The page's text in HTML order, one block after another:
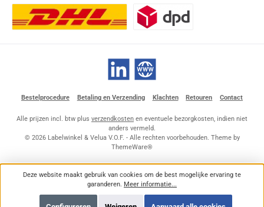
LinkedIn Website
Bestelprocedure Betaling en Verzending Klachten Retouren Contact
Alle prijzen incl. btw plus verzendkosten en eventuele bezorgkosten, indien niet
anders vermeld.
© 2026 Labelwinkel & Velua V.O.F. - Alle rechten voorbehouden. Theme by
ThemeWare®
Deze website maakt gebruik van cookies om de best mogelijke ervaring te
garanderen. Meer informatie...